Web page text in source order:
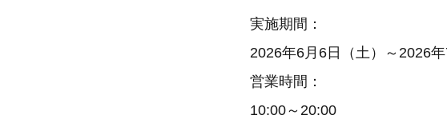
実施期間：
2026年6月6日（土）～2026年
営業時間：
10:00～20:00